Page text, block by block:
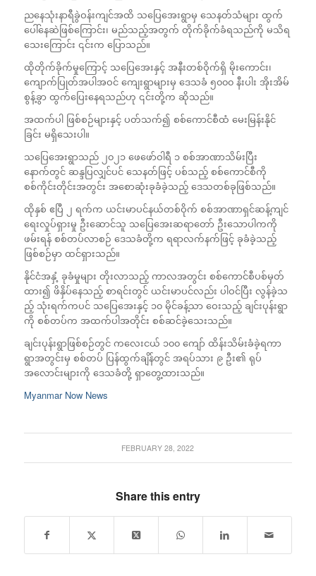
ညနေသုံးနာရီခွဲဝန်းကျင်အထိ သပြေအေးရွာမှ သေနတ်သံများ ထွက်
ပေါ်နေဆဲဖြစ်ကြောင်း၊ မည်သည့်အတွက် တိုက်ခိုက်ခံရသည်ကို မသိရ
သေးကြောင်း ၎င်းက ပြောသည်။
ထိုတိုက်ခိုက်မှုကြောင့် သပြေအေးနှင့် အနီးတစ်ဝိုက်ရှိ မိုးကောင်း၊
ကျောက်ပြုတ်အပါအဝင် ကျေးရွာများမှ ဒေသခံ ၅၀၀၀ နီးပါး အိုးအိမ်
စွန့်ခွာ ထွက်ပြေးနေရသည်ဟု ၎င်းတို့က ဆိုသည်။
အထက်ပါ ဖြစ်စဉ်များနှင့် ပတ်သက်၍ စစ်ကောင်စီထံ မေးမြန်းနိုင်
ခြင်း မရှိသေးပါ။
သပြေအေးရွာသည် ၂၀၂၁ ဖေဖော်ဝါရီ ၁ စစ်အာဏာသိမ်းပြီး
နောက်တွင် ဆန္ဒပြလျှင်ပင် သေနတ်ဖြင့် ပစ်သည့် စစ်ကောင်စီကို
စစ်ကိုင်းတိုင်းအတွင်း အစောဆုံးခုခံခဲ့သည့် ဒေသတစ်ခုဖြစ်သည်။
ထိုနှစ် ဧပြီ ၂ ရက်က ယင်းမာပင်နယ်တစ်ဝိုက် စစ်အာဏာရှင်ဆန့်ကျင်
ရေးလှုပ်ရှားမှု ဦးဆောင်သူ သပြေအေးဆရာတော် ဦးသောပါကကို
ဖမ်းရန် စစ်တပ်လာစဉ် ဒေသခံတို့က ရရာလက်နက်ဖြင့် ခုခံခဲ့သည့်
ဖြစ်စဉ်မှာ ထင်ရှားသည်။
နိုင်ငံအနှံ့ ခုခံမှုများ တိုးလာသည့် ကာလအတွင်း စစ်ကောင်စီပစ်မှတ်
ထား၍ ဖိနှိပ်နေသည့် စာရင်းတွင် ယင်းမာပင်လည်း ပါဝင်ပြီး လွန်ခဲ့သ
ည့် သုံးရက်ကပင် သပြေအေးနှင့် ၁၀ မိုင်ခန့်သာ ဝေးသည့် ချင်းပုန်းရွာ
ကို စစ်တပ်က အထက်ပါအတိုင်း စစ်ဆင်ခဲ့သေးသည်။
ချင်းပုန်းရွာဖြစ်စဉ်တွင် ကလေးငယ် ၁၀၀ ကျော် ထိန်းသိမ်းခံခဲ့ရကာ
ရွာအတွင်းမှ စစ်တပ် ပြန်ထွက်ချိန်တွင် အရပ်သား ၉ ဦး၏ ရုပ်
အလောင်းများကို ဒေသခံတို့ ရှာတွေ့ထားသည်။
Myanmar Now News
FEBRUARY 28, 2022
Share this entry